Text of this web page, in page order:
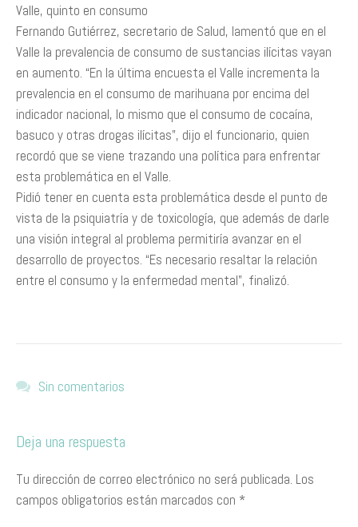
Valle, quinto en consumo
Fernando Gutiérrez, secretario de Salud, lamentó que en el
Valle la prevalencia de consumo de sustancias ilícitas vayan
en aumento. “En la última encuesta el Valle incrementa la
prevalencia en el consumo de marihuana por encima del
indicador nacional, lo mismo que el consumo de cocaína,
basuco y otras drogas ilícitas”, dijo el funcionario, quien
recordó que se viene trazando una política para enfrentar
esta problemática en el Valle.
Pidió tener en cuenta esta problemática desde el punto de
vista de la psiquiatría y de toxicología, que además de darle
una visión integral al problema permitiría avanzar en el
desarrollo de proyectos. “Es necesario resaltar la relación
entre el consumo y la enfermedad mental”, finalizó.
Sin comentarios
Deja una respuesta
Tu dirección de correo electrónico no será publicada. Los
campos obligatorios están marcados con *